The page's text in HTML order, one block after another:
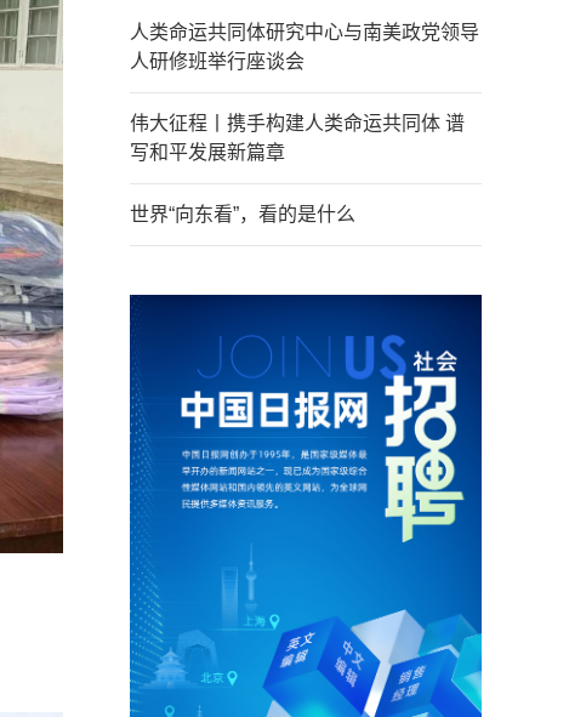
人类命运共同体研究中心与南美政党领导
人研修班举行座谈会
伟大征程丨携手构建人类命运共同体 谱
写和平发展新篇章
世界“向东看”，看的是什么